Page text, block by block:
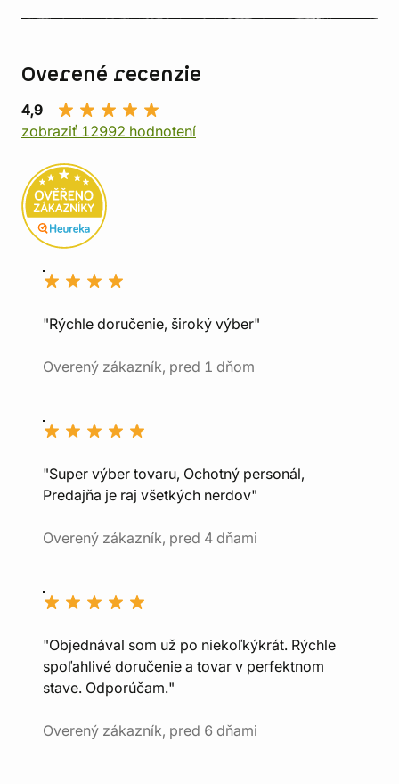
Overené recenzie
4,9
zobraziť 12992 hodnotení
"Rýchle doručenie, široký výber"
Overený zákazník, pred 1 dňom
"Super výber tovaru, Ochotný personál,
Predajňa je raj všetkých nerdov"
Overený zákazník, pred 4 dňami
"Objednával som už po niekoľkýkrát. Rýchle
spoľahlivé doručenie a tovar v perfektnom
stave. Odporúčam."
Overený zákazník, pred 6 dňami